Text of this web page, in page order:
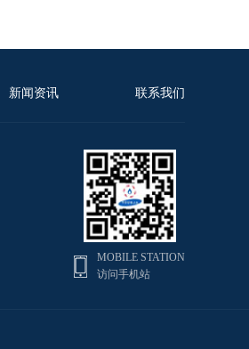
新闻资讯 联系我们
MOBILE STATION
访问手机站